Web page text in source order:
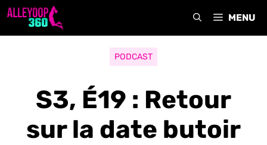
Aller
MENU
PODCAST
S3, É19 : Retour
sur la date butoir